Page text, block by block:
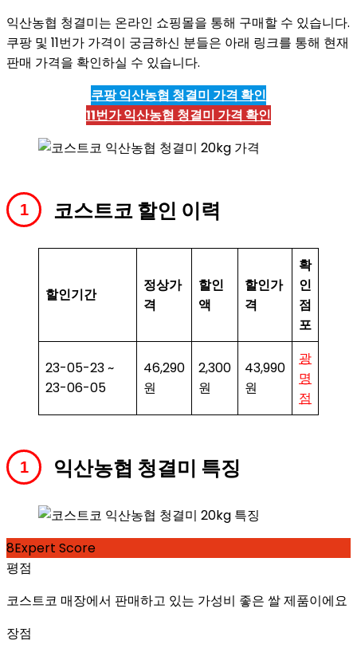
익산농협 청결미는 온라인 쇼핑몰을 통해 구매할 수 있습니다.
쿠팡 및 11번가 가격이 궁금하신 분들은 아래 링크를 통해 현재
판매 가격을 확인하실 수 있습니다.
쿠팡 익산농협 청결미 가격 확인
11번가 익산농협 청결미 가격 확인
코스트코 할인 이력
할인기간
정상가
격
할인
액
할인가
격
확
인
점
포
23-05-23 ~
23-06-05
46,290
원
2,300
원
43,990
원
광
명
점
익산농협 청결미 특징
8Expert Score
평점
코스트코 매장에서 판매하고 있는 가성비 좋은 쌀 제품이에요
장점